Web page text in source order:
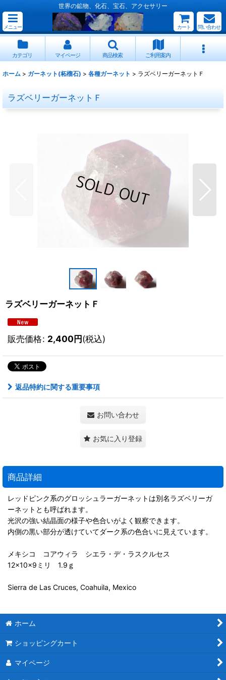
世界の鉱物、化石、宝石、アクセサリー
メニュー カート 問い合わせ
カテゴリ マイページ 商品検索 ご利用案内
ホーム > ガーネット(柘榴石) > 各種ガーネット > ラズベリーガーネットＦ
ラズベリーガーネットＦ
ラズベリーガーネットＦ
販売価格: 2,400円(税込)
返品特約に関する重要事項
お問い合わせ
お気に入り登録
商品詳細
レッドピンク系のグロッシュラーガーネットは別名ラズベリーガ
ーネットとも呼ばれます。
光沢の強い結晶面の様子や色合いがよく観察できます。
内側の黒い部分が透けていてダーク系の色合いに見えています。
メキシコ コアウィラ シエラ・デ・ラスクルセス
12×10×9ミリ 1.9ｇ
Sierra de Las Cruces, Coahuila, Mexico
ホーム
ショッピングカート
マイページ